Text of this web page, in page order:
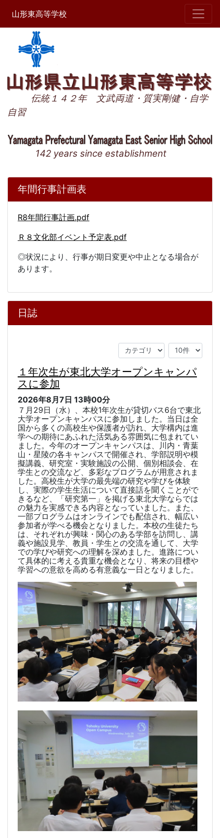
山形東高等学校
伝統１４２年 文武両道・質実剛健・自学
自習
142 years since establishment
年間行事計画表
R8年間行事計画.pdf
Ｒ８文化部イベント予定表.pdf
◎状況により、行事が期日変更や中止となる場合が
あります。
日誌
１年次生が東北大学オープンキャンパ
スに参加
2026年8月7日 13時00分
７ 月 29日（水）、本校1年次生が貸切バス6台で東北
大学オープンキャンパスに参加しました。当日は全
国から多くの高校生や保護者が訪れ、大学構内は進
学への期待にあふれた活気ある雰囲気に包まれてい
ました。今年のオープンキャンパスは、川内・青葉
山・星陵の各キャンパスで開催され、学部説明や模
擬講義、研究室・実験施設の公開、個別相談会、在
学生との交流など、多彩なプログラムが用意されま
した。高校生が大学の最先端の研究や学びを体験
し、実際の学生生活について直接話を聞くことがで
きるなど、「研究第一」を掲げる東北大学ならでは
の魅力を実感できる内容となっていました。また、
一部プログラムはオンラインでも配信され、幅広い
参加者が学べる機会となりました。本校の生徒たち
は、それぞれが興味・関心のある学部を訪問し、講
義や施設見学、教員・学生との交流を通して、大学
での学びや研究への理解を深めました。進路につい
て具体的に考える貴重な機会となり、将来の目標や
学習への意欲を高める有意義な一日となりました。